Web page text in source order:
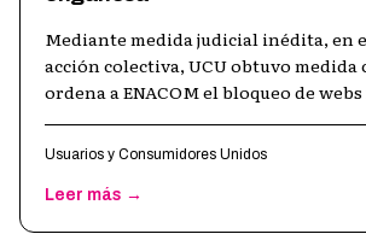
Mediante medida judicial inédita, en
acción colectiva, UCU obtuvo medida
ordena a ENACOM el bloqueo de
Usuarios y Consumidores Unidos
Leer más →